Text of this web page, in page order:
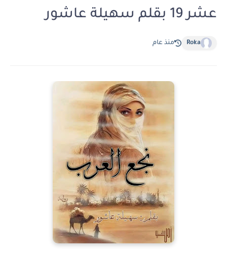
عشر 19 بقلم سهيلة عاشور
Roka منذ عام